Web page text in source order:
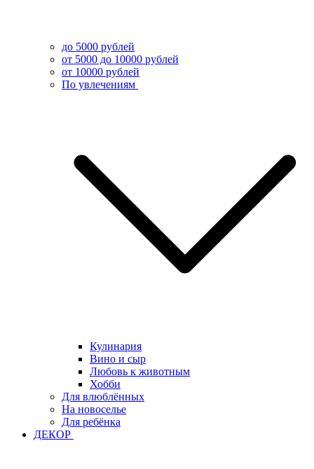
до 5000 рублей
от 5000 до 10000 рублей
от 10000 рублей
По увлечениям
Кулинария
Вино и сыр
Любовь к животным
Хобби
Для влюблённых
На новоселье
Для ребёнка
ДЕКОР